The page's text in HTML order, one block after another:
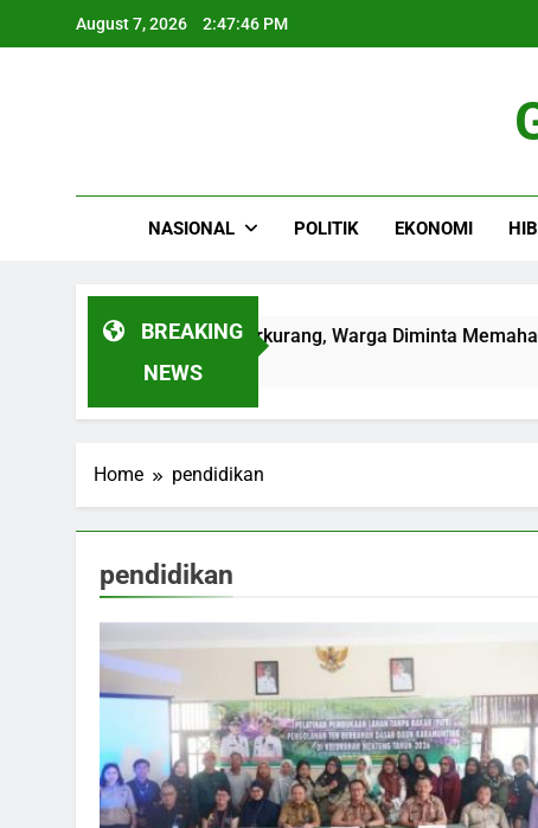
August 7, 2026 2:47:47 PM
NASIONAL POLITIK EKONOMI
BREAKING
NEWS
Sumber Air Baku Berkurang, Warga Diminta Memahami
Home pendidikan
pendidikan